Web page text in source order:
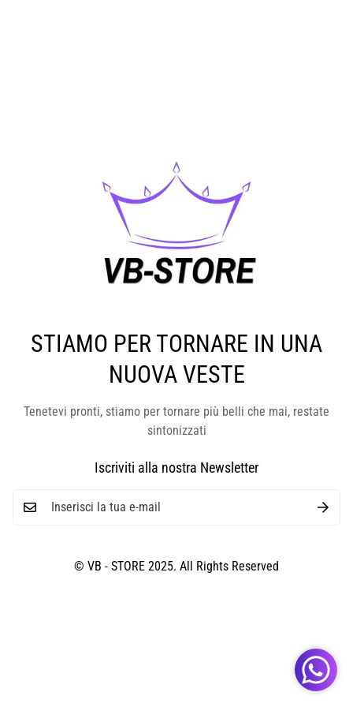
STIAMO PER TORNARE IN UNA
NUOVA VESTE
Tenetevi pronti, stiamo per tornare più belli che mai, restate
sintonizzati
Iscriviti alla nostra Newsletter
© VB - STORE 2025. All Rights Reserved